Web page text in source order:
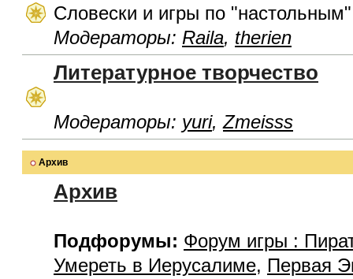
Словески и игры по
Модераторы: Raila, therien
Литературное творчество
Модераторы: yuri,Zmeisss
Архив
Архив
Подфорумы: Форум игры :
Умереть в Иерусалиме, Первая